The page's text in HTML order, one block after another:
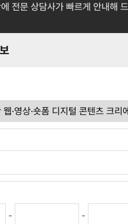
전문 상담사가 빠르게 안내해
- -